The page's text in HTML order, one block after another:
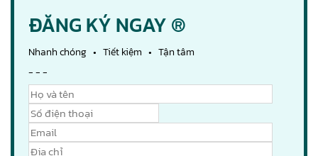
ĐĂNG KÝ NGAY ®
Nhanh chóng • Tiết kiệm • Tận tâm
- - -